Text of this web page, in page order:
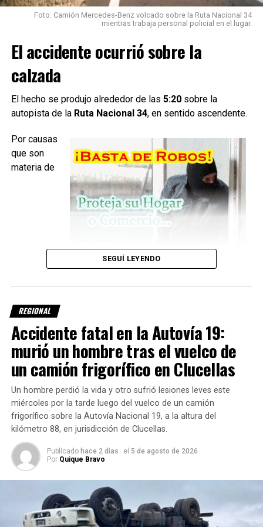
detectaron unafuga activa de gas en el sistema de
, por lo que debieron intervenir para controlar la
situación.
Los efectivos realizaron el
del cilindro y desconectaron la batería
herramientas de mano, logrando neutralizar el riesgo.
Intervino personal policial
En el operativo también participaron efectivos de la
Comisaría 10ª de Vila , con jurisdicción en San Antonio, y
personal de laSubcomisaría 14.
Foto: Camión Mercedes-Benz volcado sobre la Ruta Nacional 34
mientras trabaja personal policial en el lugar.
El accidente ocurrió sobre la
calzada
El hecho se produjo alrededor de las 5:20sobre la
autopista de la Ruta Nacional 34, en sentido ascendente.
Por causas
que son
materia de
que provocó el
El rodado involucrado es uncamión Mercedes-Benz
color blanco, que transportabacarne.
SEGUÍ LEYENDO
REGIONAL
Accidente fatal en la Autovía 19:
murió un hombre tras el vuelco de
un camión frigorífico en Clucellas
Un hombre perdió la vida y otro sufrió lesiones leves este
miércoles por la tarde luego del vuelco de un camión
frigorífico sobre la Autovía Nacional 19, a la altura del
kilómetro 88, en jurisdicción de Clucellas.
Publicado hace 2 días el 5 de agosto de 2026
Por Quique Bravo